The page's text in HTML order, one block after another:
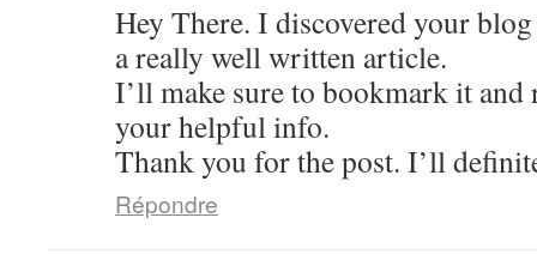
Hey There. I discovered your
a really well written article.
I’ll make sure to bookmark it
your helpful info.
Thank you for the post. I’ll
Répondre